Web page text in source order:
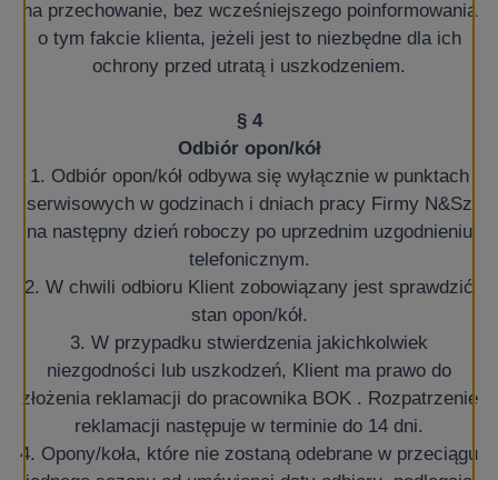
na przechowanie, bez wcześniejszego poinformowania
o tym fakcie klienta, jeżeli jest to niezbędne dla ich
ochrony przed utratą i uszkodzeniem.
§ 4
Odbiór opon/kół
1. Odbiór opon/kół odbywa się wyłącznie w punktach
serwisowych w godzinach i dniach pracy Firmy N&Sz
na następny dzień roboczy po uprzednim uzgodnieniu
telefonicznym.
2. W chwili odbioru Klient zobowiązany jest sprawdzić
stan opon/kół.
3. W przypadku stwierdzenia jakichkolwiek
niezgodności lub uszkodzeń, Klient ma prawo do
złożenia reklamacji do pracownika BOK . Rozpatrzenie
reklamacji następuje w terminie do 14 dni.
4. Opony/koła, które nie zostaną odebrane w przeciągu